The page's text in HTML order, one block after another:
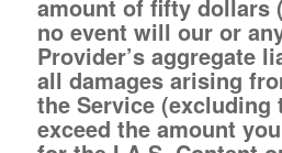
amount of fifty dollars
no event will our or
Provider’s aggregate
all damages arising
the Service (excluding
exceed the amount